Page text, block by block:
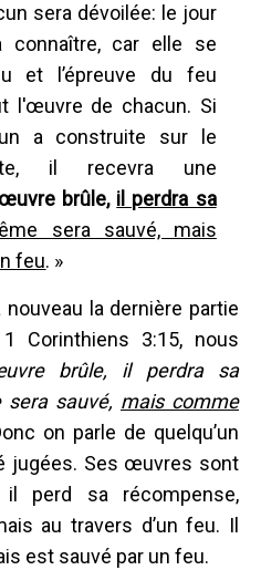
sera dévoilée: le jour
connaître, car elle se
et l’épreuve du feu
l'œuvre de chacun. Si
a construite sur le
il recevra une
brûle, il perdra sa
sera sauvé, mais
feu. »
la dernière partie
Corinthiens 3:15, nous
brûle, il perdra sa
sera sauvé, mais comme
on parle de quelqu’un
jugées. Ses œuvres sont
perd sa récompense,
au travers d’un feu. Il
est sauvé par un feu.